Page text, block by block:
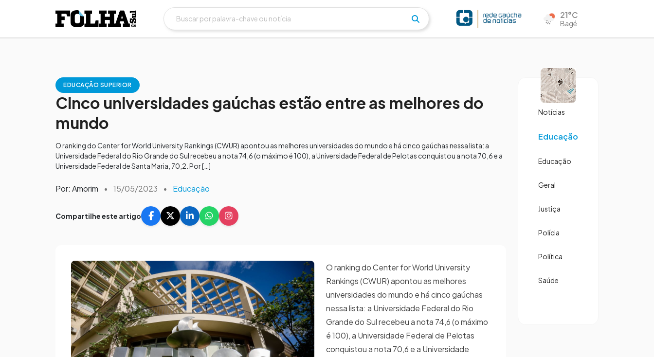
21°C
Bagé
EDUCAÇÃO SUPERIOR
Cinco universidades gaúchas estão entre as melhores do
mundo
O ranking do Center for World University Rankings (CWUR) apontou as melhores universidades do mundo e há cinco gaúchas nessa lista: a
Universidade Federal do Rio Grande do Sul recebeu a nota 74,6 (o máximo é 100), a Universidade Federal de Pelotas conquistou a nota 70,6 e a
Universidade Federal de Santa Maria, 70,2. Por […]
Por: Amorim • 15/05/2023 • Educação
Compartilhe este artigo
O ranking do Center for World University
Rankings (CWUR) apontou as melhores
universidades do mundo e há cinco gaúchas
nessa lista: a Universidade Federal do Rio
Grande do Sul recebeu a nota 74,6 (o máximo
é 100), a Universidade Federal de Pelotas
conquistou a nota 70,6 e a Universidade
Notícias
Educação
Educação
Geral
Justiça
Polícia
Política
Saúde